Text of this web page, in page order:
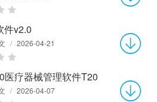
件v2.0
/ 2026-04-21
医疗器械管理软件T20
/ 2026-04-07